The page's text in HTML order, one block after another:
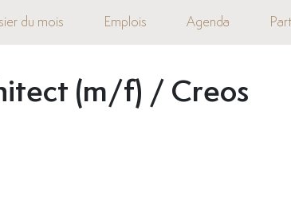
du mois Emplois Agenda
(m/f) / Creos